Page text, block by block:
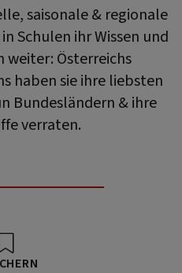
saisonale & regionale
Schulen ihr Wissen und
weiter: Österreichs
haben sie ihre liebsten
Bundesländern & ihre
verraten.